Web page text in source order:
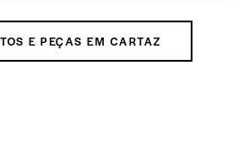
E PEÇAS EM CARTAZ